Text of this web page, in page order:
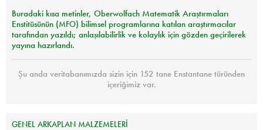
Devamı...
Buradaki kısa metinler, Oberwolfach Matematik Araştırmaları
Enstitüsünün (MFO) bilimsel programlarına katılan araştırmacılar
tarafından yazıldı; anlaşılabilirlik ve kolaylık için gözden geçirilerek
yayına hazırlandı.
Şu anda veritabanımızda sizin için 152 tane Enstantane türünden
içeriğimiz var.
GENEL ARKAPLAN MALZEMELERİ